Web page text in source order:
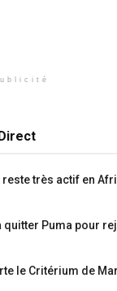
reste très actif en
quitter Puma pour
le Critérium de